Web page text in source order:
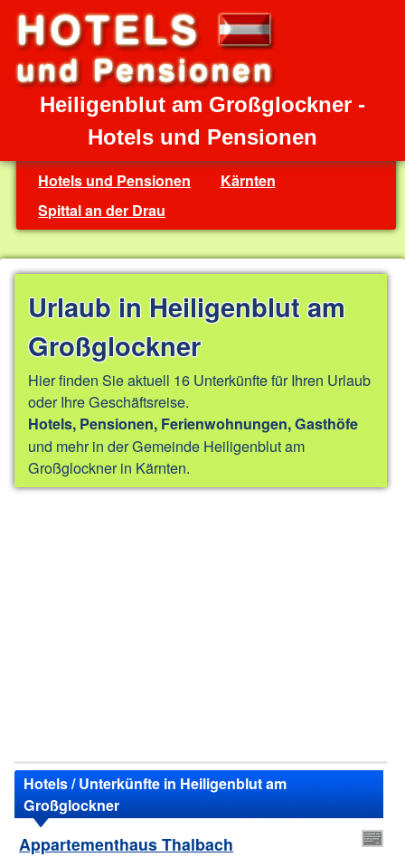
Heiligenblut am Großglockner -
Hotels und Pensionen
Hotels und Pensionen
Kärnten
Spittal an der Drau
Urlaub in Heiligenblut am
Großglockner
Hier finden Sie aktuell 16 Unterkünfte für Ihren Urlaub
oder Ihre Geschäftsreise.
Hotels, Pensionen, Ferienwohnungen, Gasthöfe
und mehr in der Gemeinde Heiligenblut am
Großglockner in Kärnten.
Hotels / Unterkünfte in Heiligenblut am
Großglockner
Appartementhaus Thalbach